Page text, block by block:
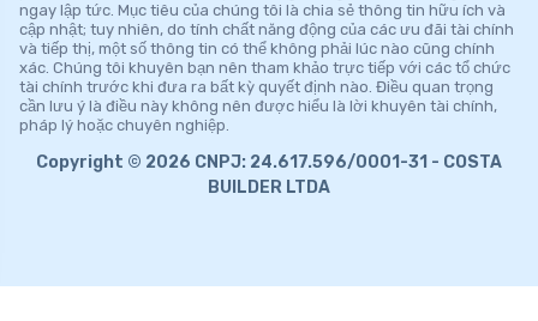
ngay lập tức. Mục tiêu của chúng tôi là chia sẻ thông tin hữu ích và
cập nhật; tuy nhiên, do tính chất năng động của các ưu đãi tài chính
và tiếp thị, một số thông tin có thể không phải lúc nào cũng chính
xác. Chúng tôi khuyên bạn nên tham khảo trực tiếp với các tổ chức
tài chính trước khi đưa ra bất kỳ quyết định nào. Điều quan trọng
cần lưu ý là điều này không nên được hiểu là lời khuyên tài chính,
pháp lý hoặc chuyên nghiệp.
Copyright © 2026 CNPJ: 24.617.596/0001-31 - COSTA
BUILDER LTDA